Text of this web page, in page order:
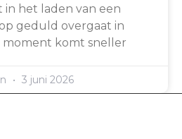
in het laden van een
geduld overgaat in
moment komt sneller
3 juni 2026